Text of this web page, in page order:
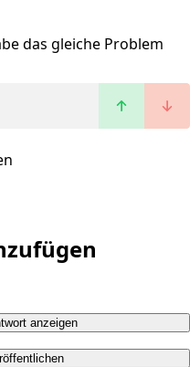
das gleiche Problem
anzeigen